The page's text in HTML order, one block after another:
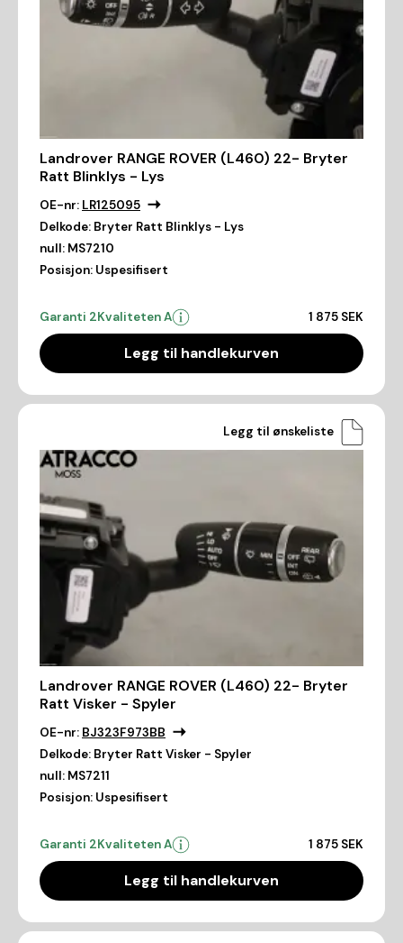
Landrover RANGE ROVER (L460) 22- Bryter
Ratt Blinklys - Lys
OE-nr: LR125095
Delkode: Bryter Ratt Blinklys - Lys
null: MS7210
Posisjon: Uspesifisert
Garanti 2Kvaliteten A 1 875 SEK
Legg til handlekurven
Legg til ønskeliste
Landrover RANGE ROVER (L460) 22- Bryter
Ratt Visker - Spyler
OE-nr: BJ323F973BB
Delkode: Bryter Ratt Visker - Spyler
null: MS7211
Posisjon: Uspesifisert
Garanti 2Kvaliteten A 1 875 SEK
Legg til handlekurven